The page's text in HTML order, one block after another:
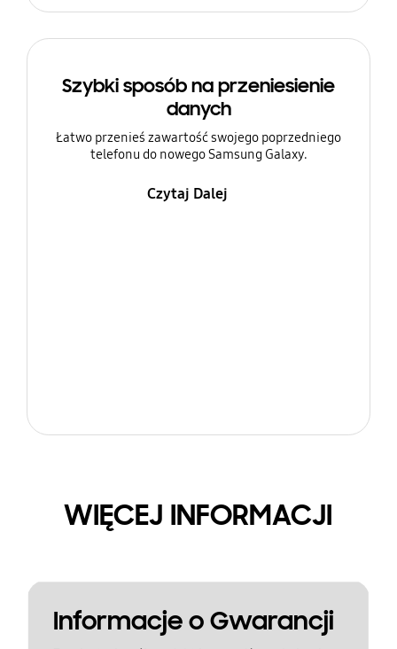
Szybki sposób na przeniesienie
danych
Łatwo przenieś zawartość swojego poprzedniego
telefonu do nowego Samsung Galaxy.
Czytaj Dalej
WIĘCEJ INFORMACJI
Informacje o Gwarancji